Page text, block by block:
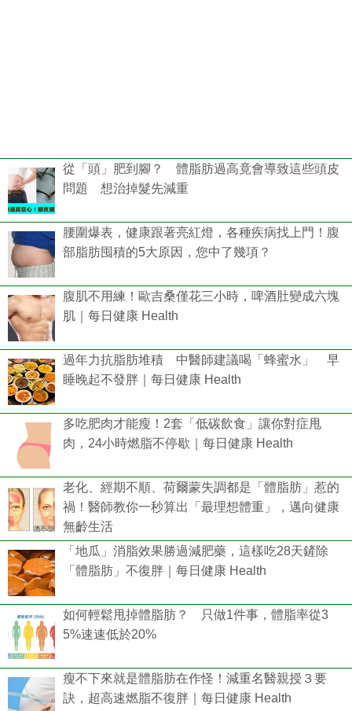
從「頭」肥到腳？ 體脂肪過高竟會導致這些頭皮
問題 想治掉髮先減重
腰圍爆表，健康跟著亮紅燈，各種疾病找上門！腹
部脂肪囤積的5大原因，您中了幾項？
腹肌不用練！歐吉桑僅花三小時，啤酒肚變成六塊
肌｜每日健康 Health
過年力抗脂肪堆積 中醫師建議喝「蜂蜜水」 早
睡晚起不發胖｜每日健康 Health
多吃肥肉才能瘦！2套「低碳飲食」讓你對症甩
肉，24小時燃脂不停歇｜每日健康 Health
老化、經期不順、荷爾蒙失調都是「體脂肪」惹的
禍！醫師教你一秒算出「最理想體重」，邁向健康
無齡生活
「地瓜」消脂效果勝過減肥藥，這樣吃28天鏟除
「體脂肪」不復胖｜每日健康 Health
如何輕鬆甩掉體脂肪？ 只做1件事，體脂率從3
5%速速低於20%
瘦不下來就是體脂肪在作怪！減重名醫親授３要
訣，超高速燃脂不復胖｜每日健康 Health